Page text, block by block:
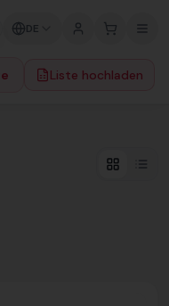
DE
Liste hochladen